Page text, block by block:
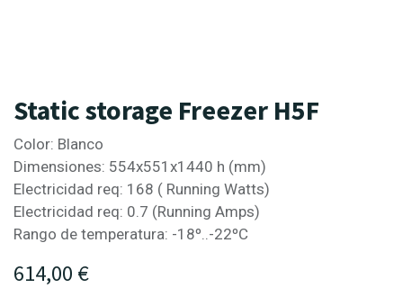
Static storage Freezer H5F
Color: Blanco
Dimensiones: 554x551x1440 h (mm)
Electricidad req: 168 ( Running Watts)
Electricidad req: 0.7 (Running Amps)
Rango de temperatura: -18º..-22ºC
614,00 €